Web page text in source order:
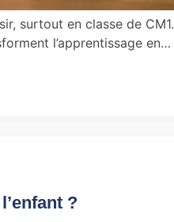
surtout en classe de CM1.
l’apprentissage en…
?